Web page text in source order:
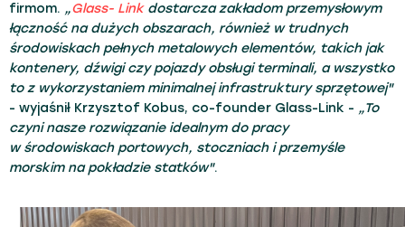
firmom. „Glass- Linkdostarcza zakładom przemysłowym
łączność na dużych obszarach, również w trudnych
środowiskach pełnych metalowych elementów, takich jak
kontenery, dźwigi czy pojazdy obsługi terminali, a wszystko
to z wykorzystaniem minimalnej infrastruktury sprzętowej"
- wyjaśnił Krzysztof Kobus, co-founder Glass-Link - „To
czyni nasze rozwiązanie idealnym do pracy
w środowiskach portowych, stoczniach i przemyśle
morskim na pokładzie statków".